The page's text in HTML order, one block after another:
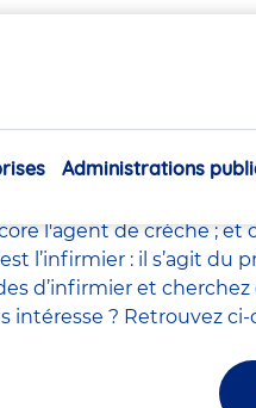
Administrations
le milieu de la petite
l'agent de crèche; et
l’infirmier : il s’agit
d’infirmier et
intéresse ? Retrouvez